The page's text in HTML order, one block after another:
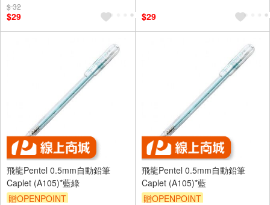
$ 32
$29
$29
飛龍Pentel 0.5mm自動鉛筆
Caplet (A105)*藍綠
贈OPENPOINT
飛龍Pentel 0.5mm自動鉛筆
Caplet (A105)*藍
贈OPENPOINT